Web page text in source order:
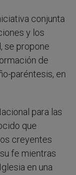
conjunta
y los
se propone
de
paréntesis, en
para las
que
creyentes
fe mientras
en una